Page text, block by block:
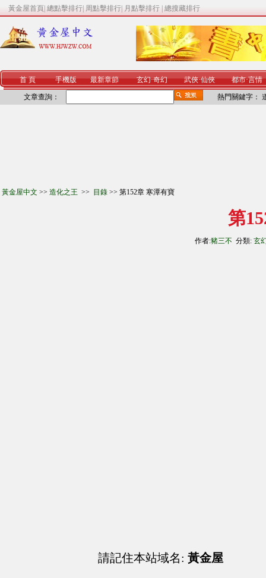
黃金屋首頁 總點擊排行 周點擊排行 月點擊排行 總搜藏排行
首 頁 手機版 最新章節 玄幻·奇幻 武俠·仙俠 都市·言情
文章查詢： 熱門關鍵字：
黃金屋中文 >> 造化之王 >> 目錄 >> 第152章 寒潭有寶
第
作者:豬三不 分類: 玄
請記住本站域名: 黃金屋